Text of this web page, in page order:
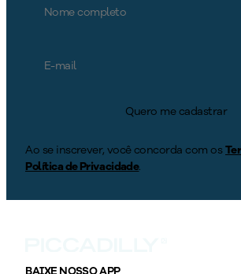
Quero me cadastrar
Ao se inscrever, você concorda com os
Política de Privacidade.